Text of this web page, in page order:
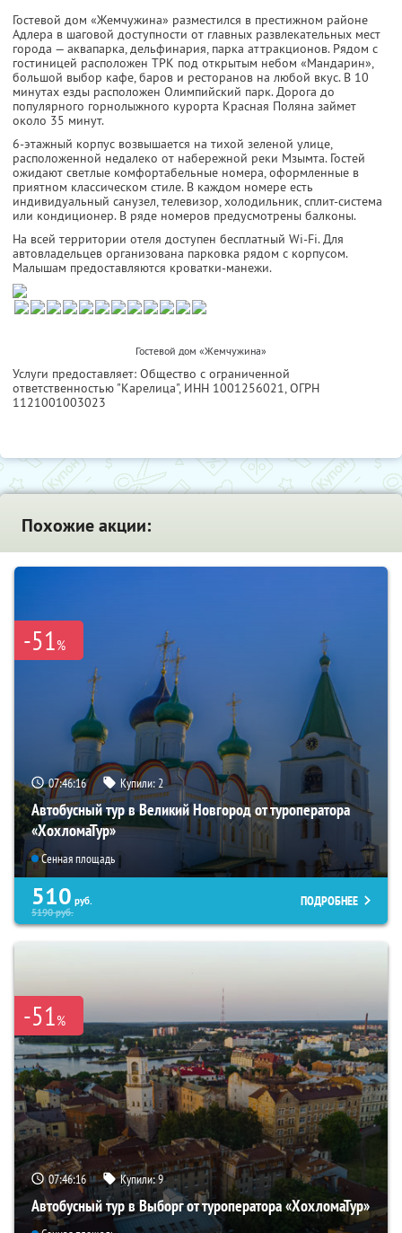
Гостевой дом «Жемчужина» разместился в престижном районе
Адлера в шаговой доступности от главных развлекательных мест
города — аквапарка, дельфинария, парка аттракционов. Рядом с
гостиницей расположен ТРК под открытым небом «Мандарин»,
большой выбор кафе, баров и ресторанов на любой вкус. В 10
минутах езды расположен Олимпийский парк. Дорога до
популярного горнолыжного курорта Красная Поляна займет
около 35 минут.
6-этажный корпус возвышается на тихой зеленой улице,
расположенной недалеко от набережной реки Мзымта. Гостей
ожидают светлые комфортабельные номера, оформленные в
приятном классическом стиле. В каждом номере есть
индивидуальный санузел, телевизор, холодильник, сплит-система
или кондиционер. В ряде номеров предусмотрены балконы.
На всей территории отеля доступен бесплатный Wi-Fi. Для
автовладельцев организована парковка рядом с корпусом.
Малышам предоставляются кроватки-манежи.
Гостевой дом «Жемчужина»
Услуги предоставляет: Общество с ограниченной
ответственностью "Карелица", ИНН 1001256021, ОГРН
1121001003023
Похожие акции:
-51%
07:46:15 Купили:2
Автобусный тур в Великий Новгород от туроператора
«ХохломаТур»
Сенная площадь
510 руб.
5190руб.
ПОДРОБНЕЕ
-51%
07:46:15 Купили:9
Автобусный тур в Выборг от туроператора «ХохломаТур»